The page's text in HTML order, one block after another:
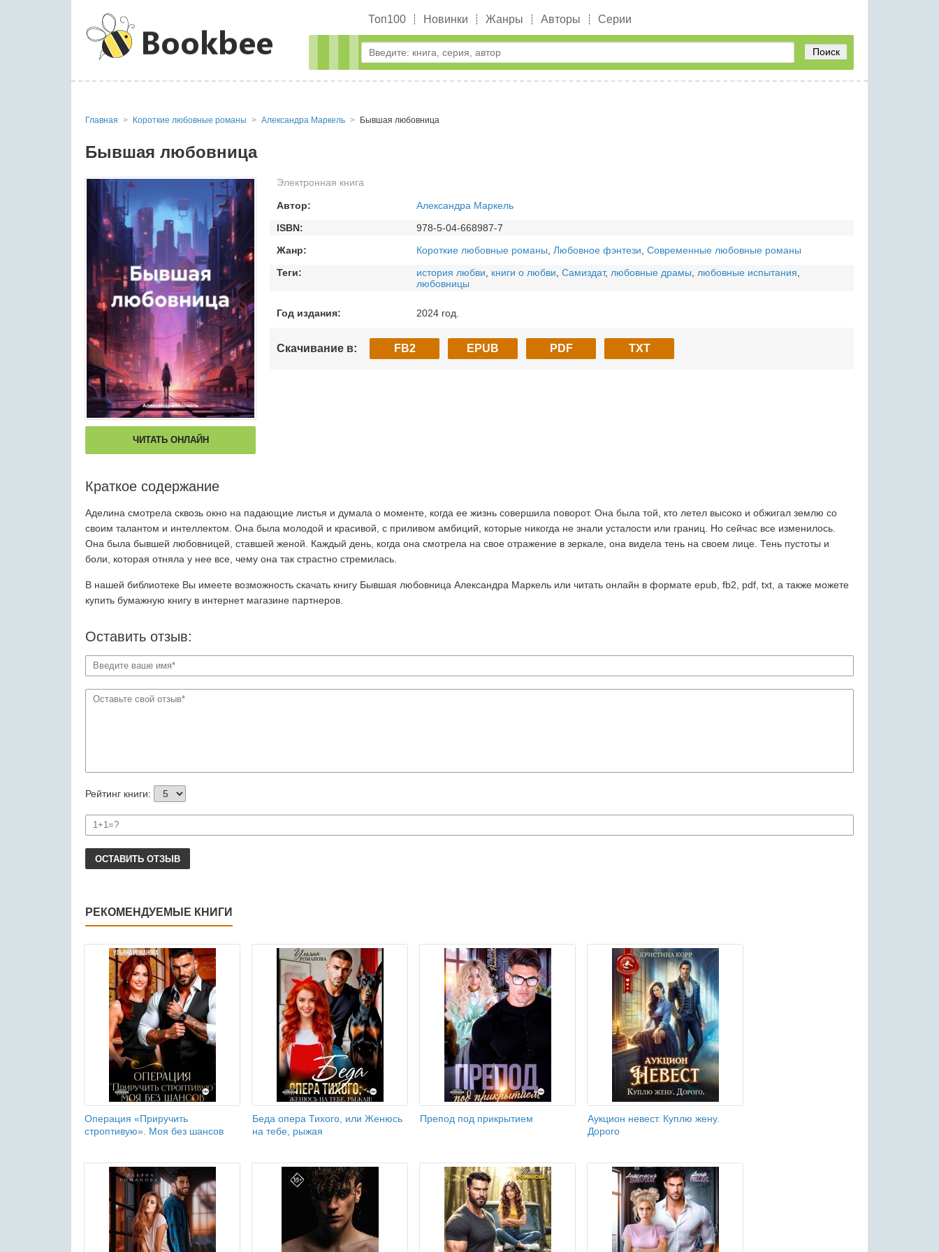
Топ100 Новинки Жанры Авторы Серии
Поиск
Главная Короткие любовные романы Александра Маркель Бывшая любовница
Бывшая любовница
ЧИТАТЬ ОНЛАЙН
Электронная книга
Автор:
Александра Маркель
ISBN:
978-5-04-668987-7
Жанр:
Короткие любовные романы Любовное фэнтези Современные любовные романы
Теги:
история любви книги о любви Самиздат, любовные драмы любовные испытания
любовницы
Год издания: 2024 год.
Скачивание в: FB2 EPUB PDF TXT
Краткое содержание
Аделина смотрела сквозь окно на падающие листья и думала о моменте, когда ее жизнь совершила поворот. Она была той, кто летел высоко и обжигал землю со
своим талантом и интеллектом. Она была молодой и красивой, с приливом амбиций, которые никогда не знали усталости или границ. Но сейчас все изменилось.
Она была бывшей любовницей, ставшей женой. Каждый день, когда она смотрела на свое отражение в зеркале, она видела тень на своем лице. Тень пустоты и
боли, которая отняла у нее все, чему она так страстно стремилась.
В нашей библиотеке Вы имеете возможность скачать книгу Бывшая любовница Александра Маркель или читать онлайн в формате epub, fb2, pdf, txt, а также можете
купить бумажную книгу в интернет магазине партнеров.
Оставить отзыв:
Рейтинг книги:
ОСТАВИТЬ ОТЗЫВ
РЕКОМЕНДУЕМЫЕ КНИГИ
Операция «Приручить
строптивую». Моя без шансов
Беда опера Тихого, или Женюсь
на тебе, рыжая
Препод под прикрытием
Аукцион невест. Куплю жену.
Дорого